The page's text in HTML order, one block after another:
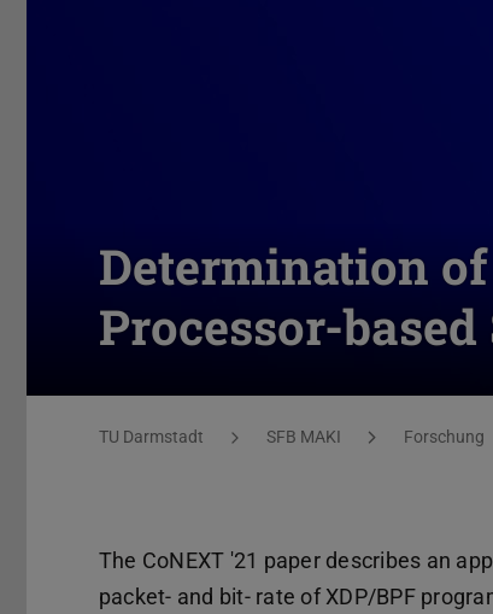
Determination
Processor-
Sie befinden sich hier:
TU Darmstadt SFB MAKI Forschung
The CoNEXT '21 paper describes an
packet- and bit- rate of XDP/BPF